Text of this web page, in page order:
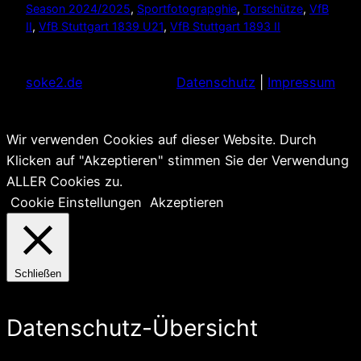
Season 2024/2025, Sportfotograpghie, Torschütze, VfB
II, VfB Stuttgart 1839 U21, VfB Stuttgart 1893 II
soke2.de Datenschutz Impressum
Wir verwenden Cookies auf dieser Website. Durch
Klicken auf "Akzeptieren" stimmen Sie der Verwendung
ALLER Cookies zu.
Cookie Einstellungen Akzeptieren
Schließen
Datenschutz-Übersicht